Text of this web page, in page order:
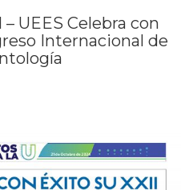
UEES Celebra con
Internacional de